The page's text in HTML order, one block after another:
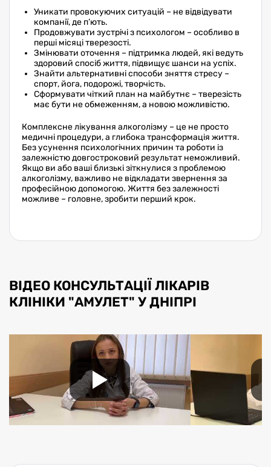
Уникати провокуючих ситуацій – не відвідувати
компанії, де п’ють.
Продовжувати зустрічі з психологом – особливо в
перші місяці тверезості.
Змінювати оточення – підтримка людей, які ведуть
здоровий спосіб життя, підвищує шанси на успіх.
Знайти альтернативні способи зняття стресу –
спорт, йога, подорожі, творчість.
Сформувати чіткий план на майбутнє – тверезість
має бути не обмеженням, а новою можливістю.
Комплексне лікування алкоголізму – це не просто
медичні процедури, а глибока трансформація життя.
Без усунення психологічних причин та роботи із
залежністю довгостроковий результат неможливий.
Якщо ви або ваші близькі зіткнулися з проблемою
алкоголізму, важливо не відкладати звернення за
професійною допомогою. Життя без залежності
можливе – головне, зробити перший крок.
ВІДЕО КОНСУЛЬТАЦІЇ ЛІКАРІВ
КЛІНІКИ "АМУЛЕТ" У ДНІПРІ